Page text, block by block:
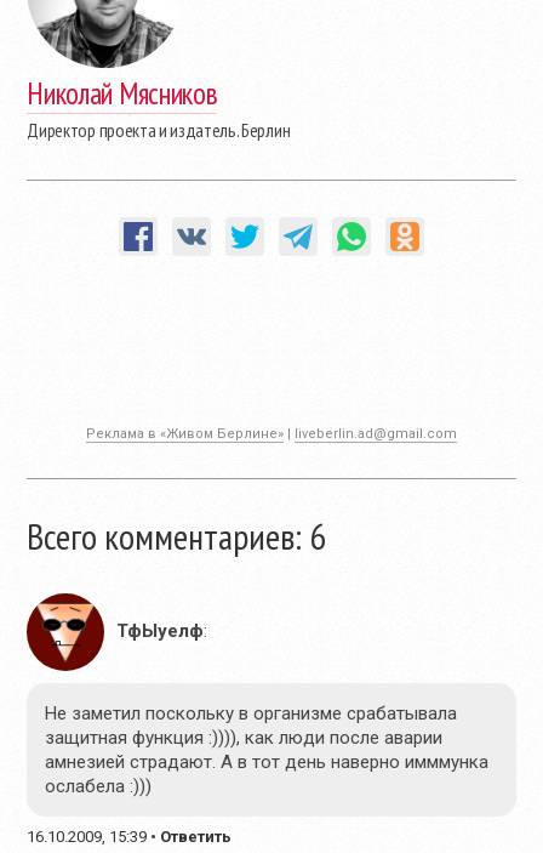
Николай Мясников
Директор проекта и издатель. Берлин
Реклама в «Живом Берлине» liveberlin.ad@gmail.com
Всего комментариев: 6
ТфЫуелф:
Не заметил поскольку в организме срабатывала
защитная функция :)))), как люди после аварии
амнезией страдают. А в тот день наверно имммунка
ослабела :)))
16.10.2009, 15:39 • Ответить